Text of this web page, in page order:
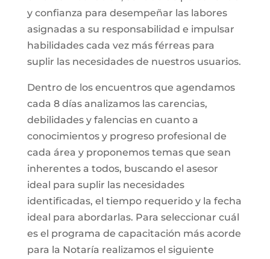
y confianza para desempeñar las labores
asignadas a su responsabilidad e impulsar
habilidades cada vez más férreas para
suplir las necesidades de nuestros usuarios.
Dentro de los encuentros que agendamos
cada 8 días analizamos las carencias,
debilidades y falencias en cuanto a
conocimientos y progreso profesional de
cada área y proponemos temas que sean
inherentes a todos, buscando el asesor
ideal para suplir las necesidades
identificadas, el tiempo requerido y la fecha
ideal para abordarlas. Para seleccionar cuál
es el programa de capacitación más acorde
para la Notaría realizamos el siguiente